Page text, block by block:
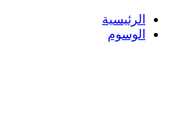
الرئيسية
الوسوم